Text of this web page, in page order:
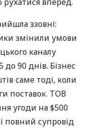
ззовні:
змінили умови
каналу
до 90 днів. Бізнес
саме тоді, коли
поставок. ТОВ
угоди на $500
повний супровід